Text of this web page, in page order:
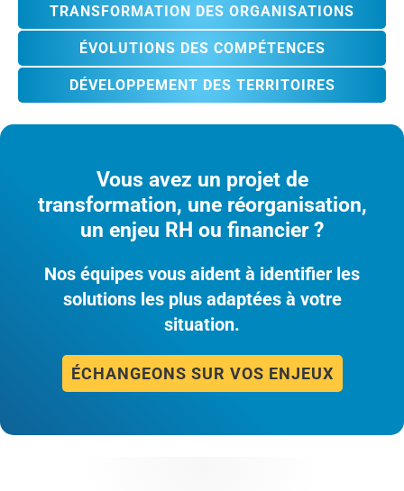
TRANSFORMATION DES ORGANISATIONS
ÉVOLUTIONS DES COMPÉTENCES
DÉVELOPPEMENT DES TERRITOIRES
Vous avez un projet de
transformation, une réorganisation,
un enjeu RH ou financier ?
Nos équipes vous aident à identifier les
solutions les plus adaptées à votre
situation.
ÉCHANGEONS SUR VOS ENJEUX